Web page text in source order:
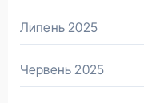
Липень 2025
Червень 2025